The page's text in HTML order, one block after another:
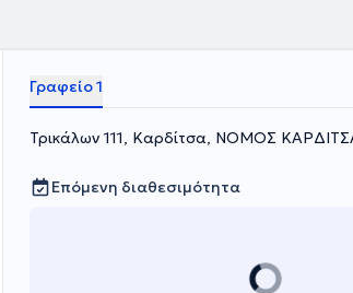
Γραφείο 1
Τρικάλων 111, Καρδίτσα, ΝΟΜΟΣ
Επόμενη διαθεσιμότητα